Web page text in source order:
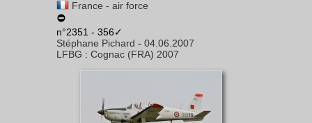
France - air force
n°2351 - 356✓
Stéphane Pichard - 04.06.2007
LFBG : Cognac (FRA) 2007